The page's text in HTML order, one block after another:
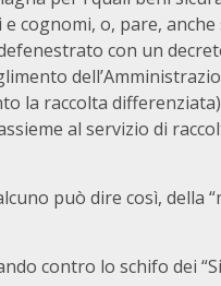
cognomi, o, pare,
con un
la raccolta
al servizio di
può dire così, della
contro lo schifo dei